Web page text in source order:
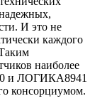
И это не
каждого
наиболее
и ЛОГИКА8941
консорциумом.